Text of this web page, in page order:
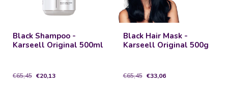
Black Shampoo -
Karseell Original 500ml
€65,45 €20,13
Black Hair Mask -
Karseell Original 500g
€65,45 €33,06